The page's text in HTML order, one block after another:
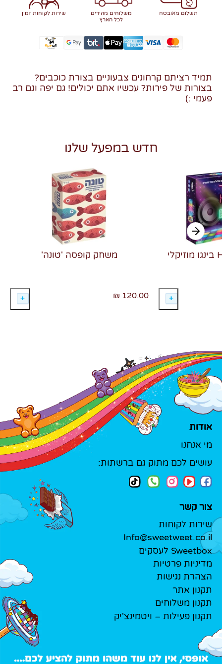
תשלום מאובטח
משלוחים מהירים
לכל הארץ
שירות לקוחות זמין
תמיד רציתם קרחונים צבעוניים בצורת כוכבים?
בצורות של פירות? עכשיו אתם יכולים! גם יפה וגם רב
פעמי :)
חדש במפעל שלנו
משחק קופסה 'טונה'
120.00 ₪
אודות
מי אנחנו
עושים לכם מתוק גם ברשתות:
צור קשר
שירות לקוחות
Info@sweetweet.co.il
Sweetbox לעסקים
מדיניות פרטיות
הצהרת נגישות
תקנון אתר
תקנון משלוחים
תקנון פעילות – ויטמינצ'יק